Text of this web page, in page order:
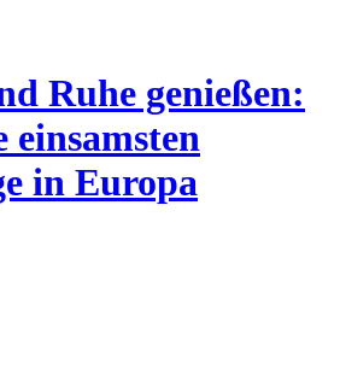
Ruhe genießen:
einsamsten
in Europa